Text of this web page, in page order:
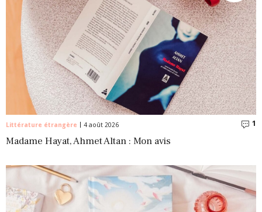
Littérature étrangère 4 août 2026 1
Madame Hayat, Ahmet Altan : Mon avis